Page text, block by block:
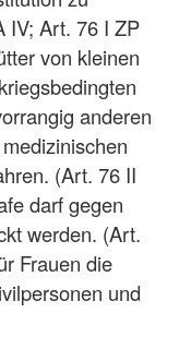
IV; Art. 76 I ZP
von kleinen
anderen
(Art. 76 II
darf gegen
werden. (Art.
Frauen die
und